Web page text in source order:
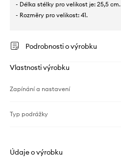
- Délka stélky pro velikost je: 25,5 cm.
- Rozměry pro velikost: 41.
Podrobnosti o výrobku
Vlastnosti výrobku
Zapínání a nastavení
Typ podrážky
Údaje o výrobku